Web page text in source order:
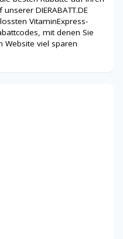
DIERABATT.DE
VitaminExpress-
mit denen Sie
Website viel sparen